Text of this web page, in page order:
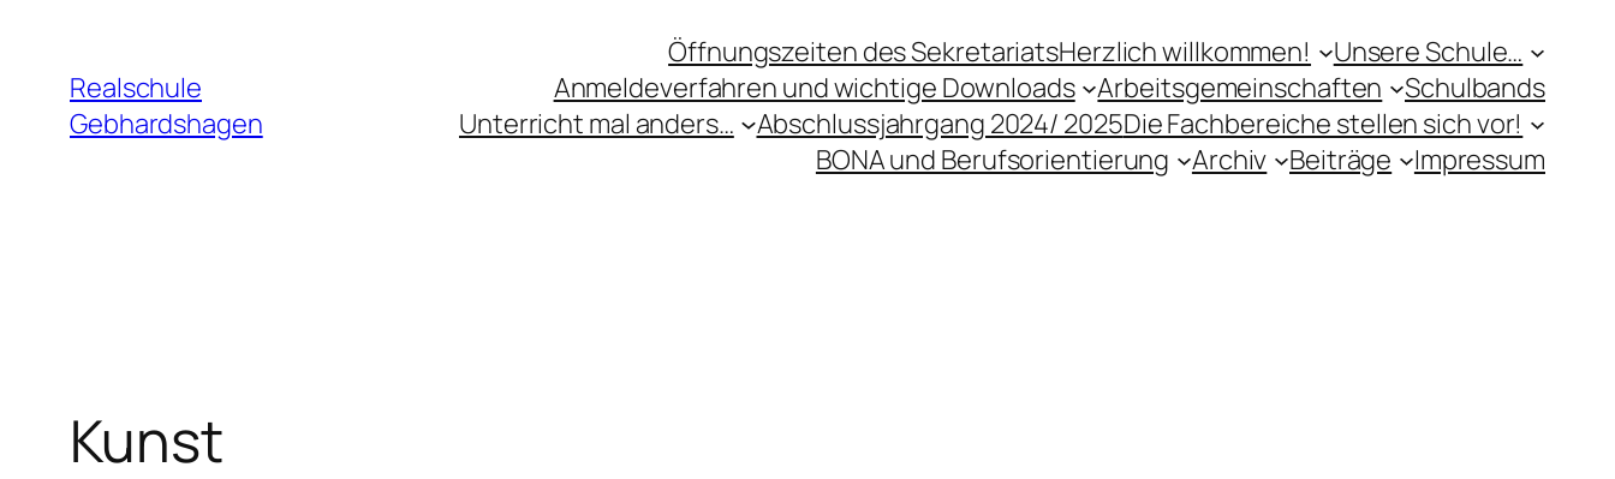
springenRealschule
Gebhardshagen
Öffnungszeiten des SekretariatsHerzlich willkommen!
Unsere Schule…
Anmeldeverfahren und wichtige Downloads
Arbeitsgemeinschaften
Schulbands
Unterricht mal anders…
Abschlussjahrgang 2024/ 2025Die Fachbereiche stellen sich vor!
BONA und Berufsorientierung
Archiv Beiträge Impressum
Kunst